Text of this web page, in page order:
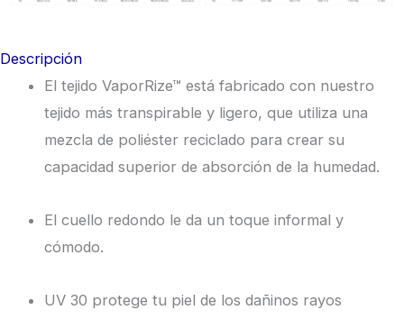
Descripción
El tejido VaporRize™ está fabricado con nuestro
tejido más transpirable y ligero, que utiliza una
mezcla de poliéster reciclado para crear su
capacidad superior de absorción de la humedad.
El cuello redondo le da un toque informal y
cómodo.
UV 30 protege tu piel de los dañinos rayos